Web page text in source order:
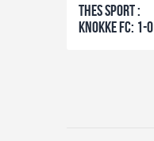
THES Sport :
Knokke FC: 1-0